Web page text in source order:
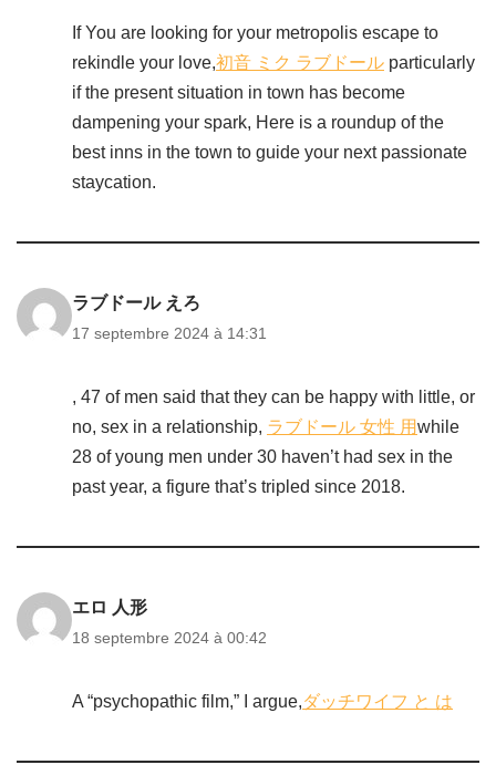
If You are looking for your metropolis escape to
rekindle your love,初音 ミク ラブドール particularly
if the present situation in town has become
dampening your spark, Here is a roundup of the
best inns in the town to guide your next passionate
staycation.
ラブドール えろ
17 septembre 2024 à 14:31
, 47 of men said that they can be happy with little, or
no, sex in a relationship, ラブドール 女性 用while
28 of young men under 30 haven’t had sex in the
past year, a figure that’s tripled since 2018.
エロ 人形
18 septembre 2024 à 00:42
A “psychopathic film,” I argue,ダッチワイフ と は